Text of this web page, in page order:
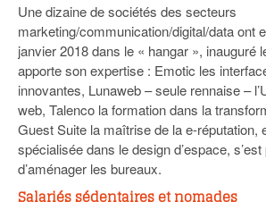
Une dizaine de sociétés des secteurs
marketing/communication/digital/data ont
janvier 2018 dans le « hangar », inauguré
apporte son expertise : Emotic les
innovantes, Lunaweb – seule rennaise –
web, Talenco la formation dans la
Guest Suite la maîtrise de la e-réputation,
spécialisée dans le design d’espace,
d’aménager les bureaux.
Salariés sédentaires et nomades